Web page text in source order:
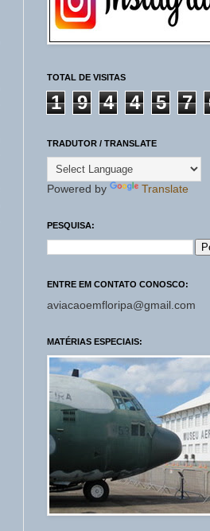
TOTAL DE VISITAS
1 9 4 4 5 7
TRADUTOR / TRANSLATE
Powered by Translate
PESQUISA:
ENTRE EM CONTATO CONOSCO:
aviacaoemfloripa@gmail.com
MATÉRIAS ESPECIAIS: